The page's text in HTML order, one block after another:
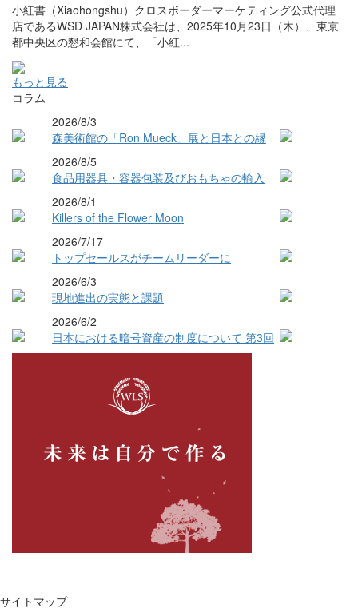
小紅書（Xiaohongshu）クロスボーダーマーケティング公式代理
店であるWSD JAPAN株式会社は、2025年10月23日（木）、東京
都中央区の懇和会館にて、「小紅...
もっと見る
コラム
2026/8/3
森美術館の「Ron Mueck」展と日本との縁
2026/8/5
食品用器具・容器包装及びおもちゃの輸入
2026/8/1
Killers of the Flower Moon
2026/7/17
トップセールスがチームリーダーに
2026/6/3
現地進出の実態と課題
2026/6/2
日本における暗号資産の制度について 第3回
サイトマップ